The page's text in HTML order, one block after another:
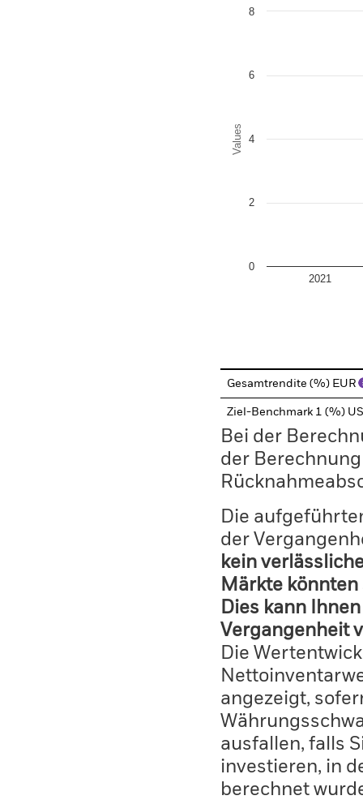
Chart
Bar chart with 2 data
Values
2021
0
2
4
6
8
Gesamtrendite (%) EUR
Ziel-Benchmark 1 (%)
Bei der
der
Die
der
kein
Märkte
Dies kann
Vergangenheit
Die
angezeigt,
ausfallen, falls
investieren, in
berechnet